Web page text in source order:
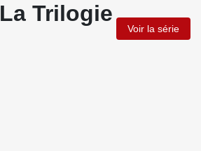
Trilogie
Voir la série